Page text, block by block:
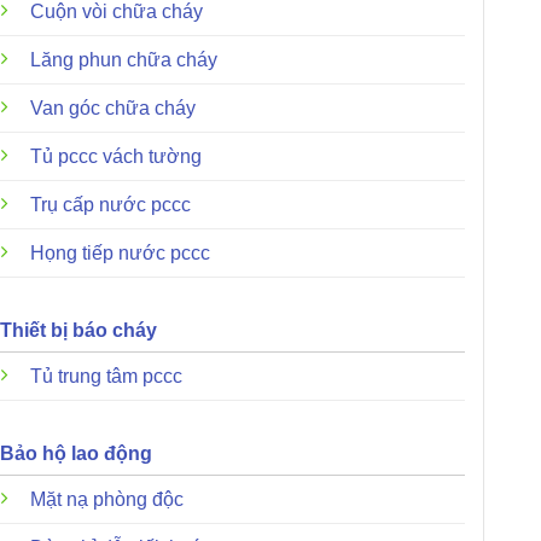
Cuộn vòi chữa cháy
Lăng phun chữa cháy
Van góc chữa cháy
Tủ pccc vách tường
Trụ cấp nước pccc
Họng tiếp nước pccc
Thiết bị báo cháy
Tủ trung tâm pccc
Bảo hộ lao động
Mặt nạ phòng độc